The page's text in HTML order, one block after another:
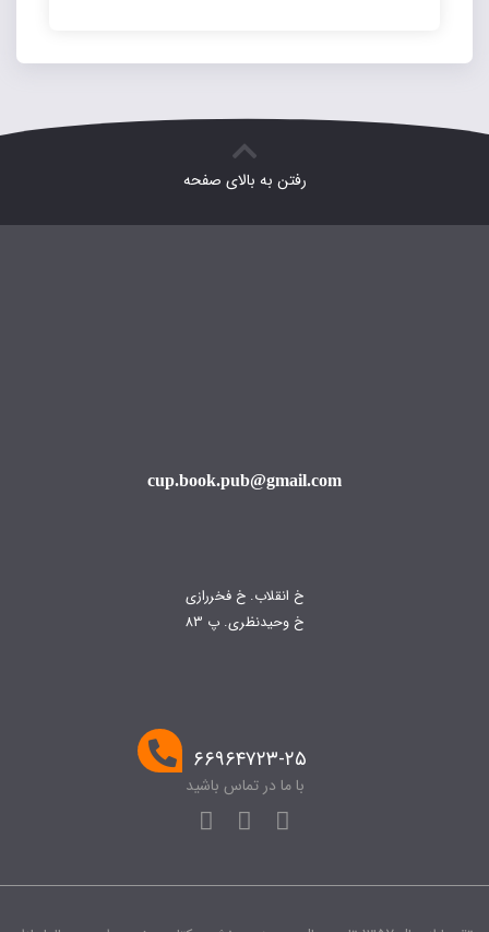
رفتن به بالای صفحه
cup.book.pub@gmail.com
خ انقلاب. خ فخررازی
خ وحیدنظری. پ 83
۶۶۹۶۴۷۲۳-۲۵
با ما در تماس باشید